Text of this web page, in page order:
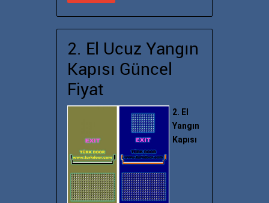
2. El Ucuz Yangın
Kapısı Güncel
Fiyat
2. El
Yangın
Kapısı